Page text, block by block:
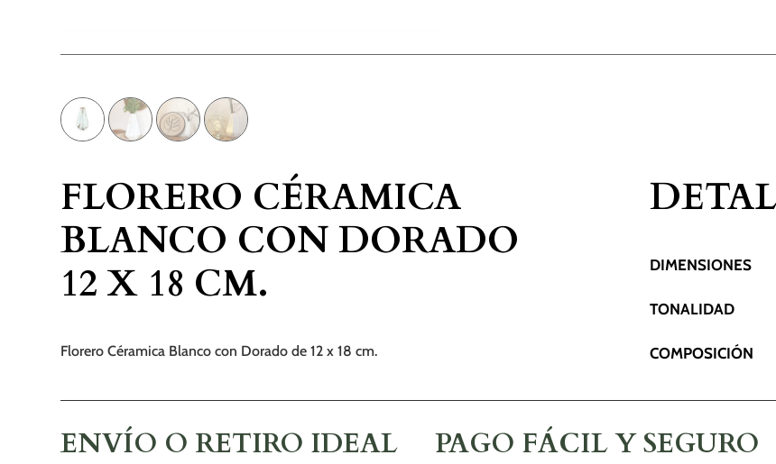
FLORERO CÉRAMICA
BLANCO CON DORADO
12 X 18 CM.
Florero Céramica Blanco con Dorado de 12 x 18 cm.
DIMENSIONES
TONALIDAD
COMPOSICIÓN
ENVÍO O RETIRO IDEAL PAGO FÁCIL Y SEGURO